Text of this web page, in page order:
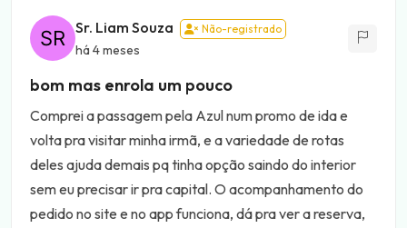
Sr. Liam Souza Não-registrado
há 4 meses
bom mas enrola um pouco
Comprei a passagem pela Azul num promo de ida e
volta pra visitar minha irmã, e a variedade de rotas
deles ajuda demais pq tinha opção saindo do interior
sem eu precisar ir pra capital. O acompanhamento do
pedido no site e no app funciona, dá pra ver a reserva,